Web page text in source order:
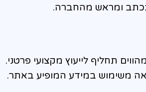
ומראש מהחברה.
תחליף לייעוץ מקצועי פרטני.
משימוש במידע המופיע באתר.